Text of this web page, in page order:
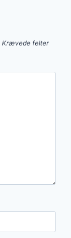
Krævede felter